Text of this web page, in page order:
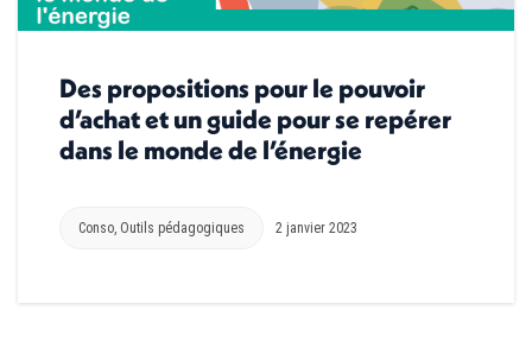
Des propositions pour le pouvoir
d’achat et un guide pour se repérer
dans le monde de l’énergie
Conso Outils pédagogiques 2 janvier 2023